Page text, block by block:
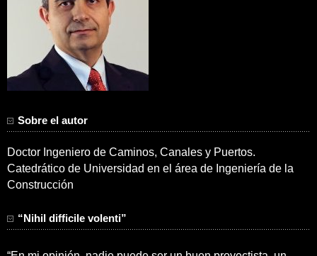
Sobre el autor
Doctor Ingeniero de Caminos, Canales y Puertos.
Catedrático de Universidad en el área de Ingeniería de la
Construcción
“Nihil difficile volenti”